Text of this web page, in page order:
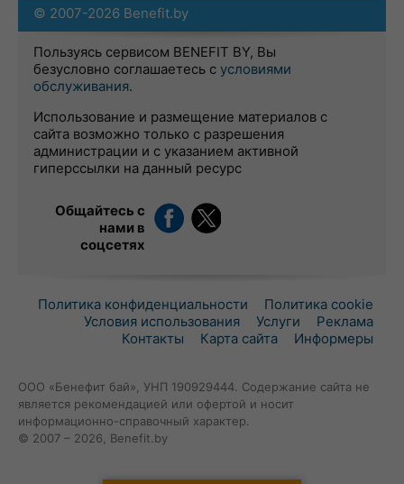
© 2007-2026 Benefit.by
Пользуясь сервисом BENEFIT BY, Вы
безусловно соглашаетесь с условиями
обслуживания.
Использование и размещение материалов с
сайта возможно только с разрешения
администрации и с указанием активной
гиперссылки на данный ресурс
Общайтесь с
нами в
соцсетях
Политика конфиденциальности
Политика cookie
Условия использования
Услуги
Реклама
Контакты
Карта сайта Информеры
ООО «Бенефит бай», УНП 190929444. Содержание сайта не
является рекомендацией или офертой и носит
информационно-справочный характер.
© 2007 – 2026, Benefit.by